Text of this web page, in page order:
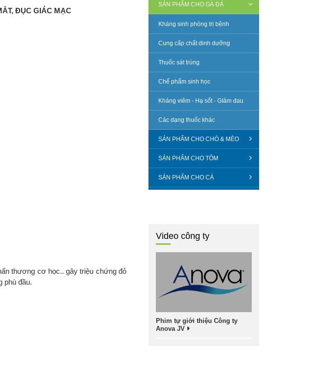
ĐỤC GIÁC MẠC
thương cơ học.. gây triệu chứng đỏ
phù đầu.
SẢN PHẨM CHO GÀ ĐÁ
Kháng sinh phòng trị bệnh
Cung cấp chất dinh dưỡng
Thuốc sát trùng
Chế phẩm sinh học
Kháng viêm - Hạ sốt - GIảm đau
Các dạng thuốc khác
SẢN PHẨM CHO CHÓ & MÈO
SẢN PHẨM CHO TÔM
SẢN PHẨM CHO CÁ
Video công ty
Phim tự giới thiệu Công ty
Anova JV